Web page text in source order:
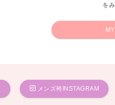
を
メンズ袴INSTAGRAM